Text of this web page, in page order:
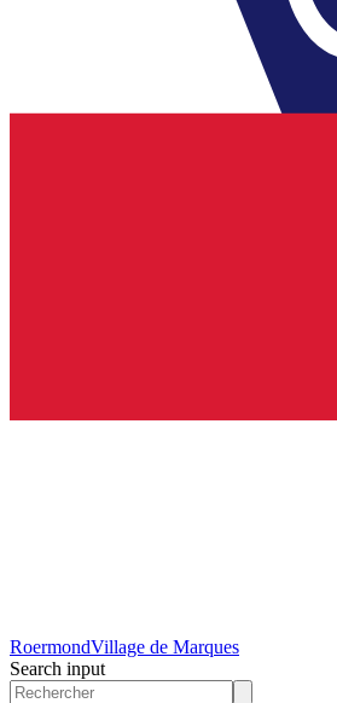
RoermondVillage de Marques
Search input